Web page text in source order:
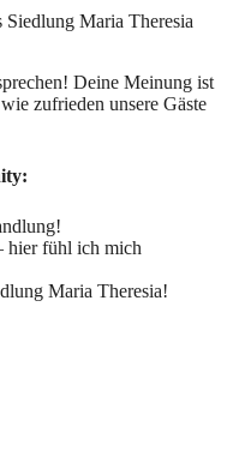
Siedlung Maria Theresia
Deine Meinung ist
zufrieden unsere Gäste
hier fühl ich mich
Maria Theresia!